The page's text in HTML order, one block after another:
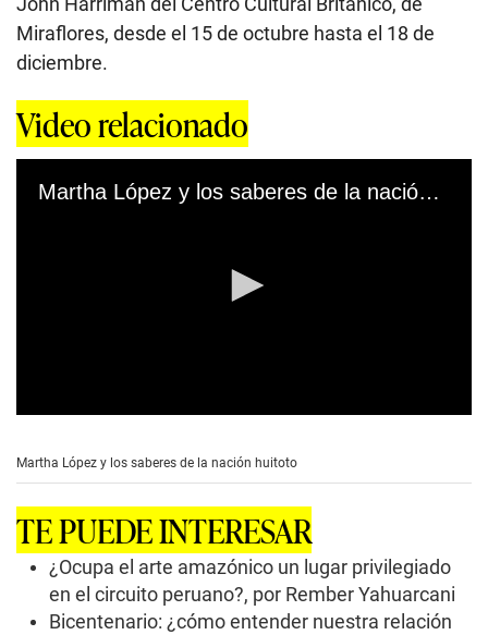
Miraflores, desde el 15 de octubre hasta el 18 de
diciembre.
Video relacionado
Martha López y los saberes de la nación huitoto
e
n
d
s
Martha López y los saberes de la nación huitoto
TE PUEDE INTERESAR
¿Ocupa el arte amazónico un lugar privilegiado
en el circuito peruano?, por Rember Yahuarcani
Bicentenario: ¿cómo entender nuestra relación